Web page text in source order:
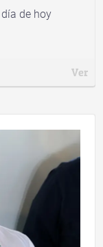
de hoy
Ver